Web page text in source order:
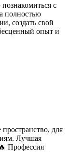
с
полностью
создать свой
опыт и
для
Лучшая
Профессия